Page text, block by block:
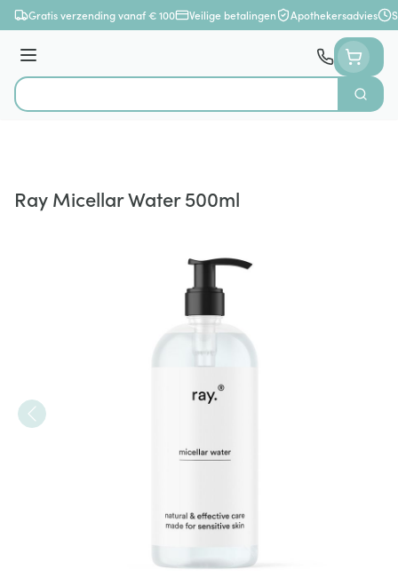
Ga naar de inhoud
Gratis verzending vanaf € 100 Veilige betalingen Apothekersadvies
Menu
Product, merk, categorie...
Zoek
Ray Micellar Water 500ml